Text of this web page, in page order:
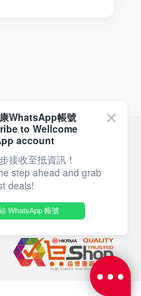
付款方式
關注我們
WhatsApp帳號
to Wellcome
account
接收至抵資訊！
step ahead and grab
deals!
WhatsApp 帳號